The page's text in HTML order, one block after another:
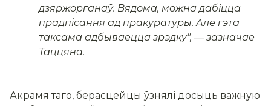
дзяржорганаў. Вядома, можна дабіцца
прадпісання ад пракуратуры. Але гэта
таксама адбываецца зрэдку", — зазначае
Таццяна.
Акрамя таго, берасцейцы ўзнялі досыць важную